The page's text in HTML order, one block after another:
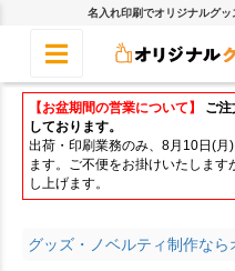
名入れ印刷でオリジナルグッ
【お盆期間の営業について】
ご
しております。
出荷・印刷業務のみ、8月10日(月
ます。ご不便をお掛けいたしま
し上げます。
グッズ・ノベルティ制作な